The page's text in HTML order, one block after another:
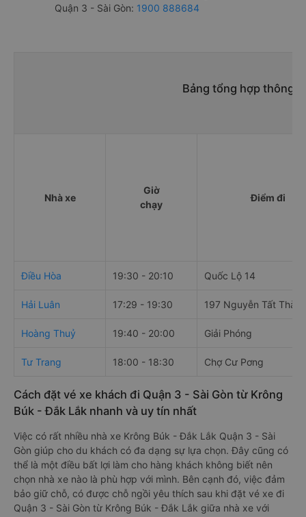
Quận 3 - Sài Gòn: 1900 888684
Bảng tổng hợp thông
Nhà xe
Giờ
chạy
Điểm đi
Điều Hòa 19:30 - 20:10 Quốc Lộ 14
Hải Luân 17:29 - 19:30 197 Nguyễn Tất Thành
Hoàng Thuỷ 19:40 - 20:00 Giải Phóng
Tư Trang 18:00 - 18:30 Chợ Cư Pơng
Cách đặt vé xe khách đi Quận 3 - Sài Gòn từ Krông
Búk - Đắk Lắk nhanh và uy tín nhất
Việc có rất nhiều nhà xe Krông Búk - Đắk Lắk Quận 3 - Sài
Gòn giúp cho du khách có đa dạng sự lựa chọn. Đây cũng có
thể là một điều bất lợi làm cho hàng khách không biết nên
chọn nhà xe nào là phù hợp với mình. Bên cạnh đó, việc đảm
bảo giữ chỗ, có được chỗ ngồi yêu thích sau khi đặt vé xe đi
Quận 3 - Sài Gòn từ Krông Búk - Đắk Lắk giữa nhà xe với